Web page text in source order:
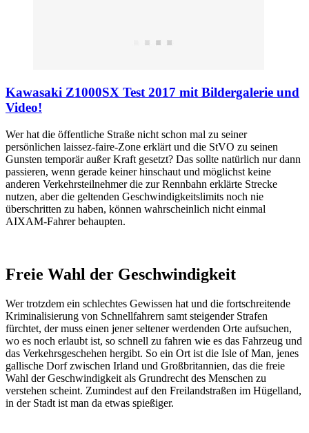
Kawasaki Z1000SX Test 2017 mit Bildergalerie und
Video!
Wer hat die öffentliche Straße nicht schon mal zu seiner
persönlichen laissez-faire-Zone erklärt und die StVO zu seinen
Gunsten temporär außer Kraft gesetzt? Das sollte natürlich nur dann
passieren, wenn gerade keiner hinschaut und möglichst keine
anderen Verkehrsteilnehmer die zur Rennbahn erklärte Strecke
nutzen, aber die geltenden Geschwindigkeitslimits noch nie
überschritten zu haben, können wahrscheinlich nicht einmal
AIXAM-Fahrer behaupten.
Freie Wahl der Geschwindigkeit
Wer trotzdem ein schlechtes Gewissen hat und die fortschreitende
Kriminalisierung von Schnellfahrern samt steigender Strafen
fürchtet, der muss einen jener seltener werdenden Orte aufsuchen,
wo es noch erlaubt ist, so schnell zu fahren wie es das Fahrzeug und
das Verkehrsgeschehen hergibt. So ein Ort ist die Isle of Man, jenes
gallische Dorf zwischen Irland und Großbritannien, das die freie
Wahl der Geschwindigkeit als Grundrecht des Menschen zu
verstehen scheint. Zumindest auf den Freilandstraßen im Hügelland,
in der Stadt ist man da etwas spießiger.